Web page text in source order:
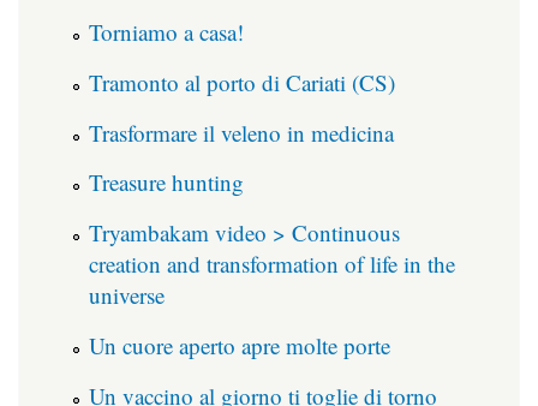
Torniamo a casa!
Tramonto al porto di Cariati (CS)
Trasformare il veleno in medicina
Treasure hunting
Tryambakam video > Continuous
creation and transformation of life in the
universe
Un cuore aperto apre molte porte
Un vaccino al giorno ti toglie di torno